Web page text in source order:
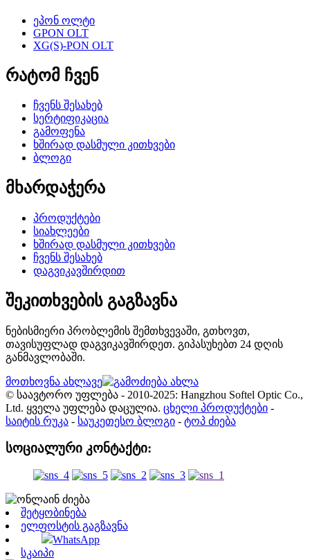
ეპონ ოლტი
GPON OLT
XG(S)-PON OLT
რატომ ჩვენ
ჩვენს შესახებ
სერტიფიკაცია
გამოფენა
ხშირად დასმული კითხვები
ბლოგი
მხარდაჭერა
პროდუქტები
სიახლეები
ხშირად დასმული კითხვები
ჩვენს შესახებ
დაგვიკავშირდით
შეკითხვების გაგზავნა
ნებისმიერი პრობლემის შემთხვევაში, გთხოვთ,
თავისუფლად დაგვიკავშირდეთ. გიპასუხებთ 24 დღის
განმავლობაში.
მოთხოვნა ახლავე
© საავტორო უფლება - 2010-2025: Hangzhou Softel Optic Co.,
Ltd. ყველა უფლება დაცულია. ცხელი პროდუქტები -
საიტის რუკა - საუკეთესო ბლოგი - ტოპ ძიება
სოციალური კონტაქტი:
შეტყობინება
ელფოსტის გაგზავნა
WhatsApp
სკაიპი